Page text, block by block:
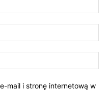
mail i stronę internetową w